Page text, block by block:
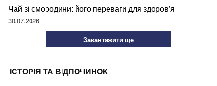
Чай зі смородини: його переваги для здоров’я
30.07.2026
Завантажити ще
ІСТОРІЯ ТА ВІДПОЧИНОК